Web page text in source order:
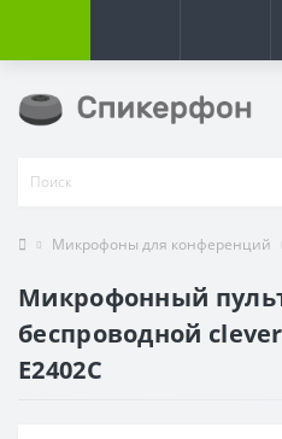
Микрофоны для конференций
Микрофонный
беспроводной
E2402C